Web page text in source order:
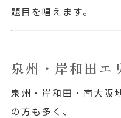
題目を唱えます。
泉州・岸和田エ
泉州・岸和田・南大阪
の方も多く、